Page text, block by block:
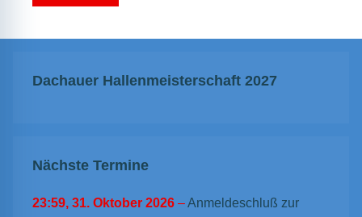
Dachauer Hallenmeisterschaft 2027
Nächste Termine
23:59, 31. Oktober 2026 –Anmeldeschluß zur